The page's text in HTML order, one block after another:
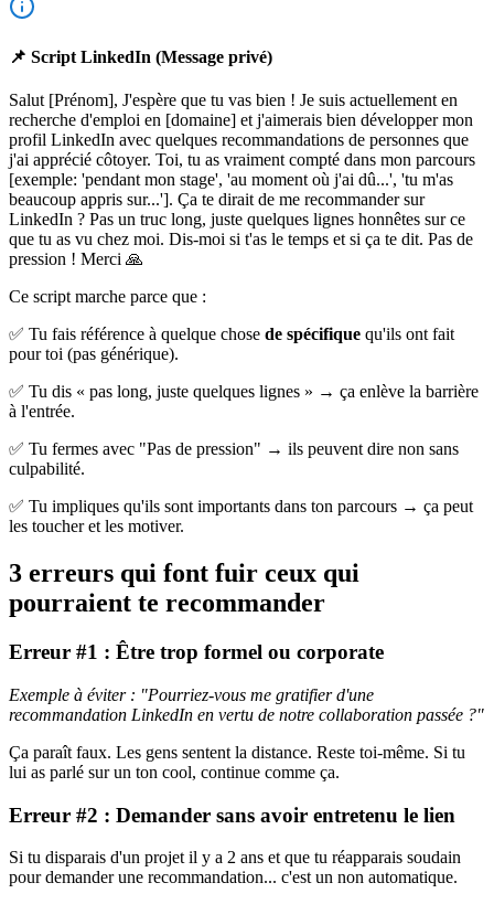
📌 Script LinkedIn (Message privé)
Salut [Prénom], J'espère que tu vas bien ! Je suis actuellement en
recherche d'emploi en [domaine] et j'aimerais bien développer mon
profil LinkedIn avec quelques recommandations de personnes que
j'ai apprécié côtoyer. Toi, tu as vraiment compté dans mon parcours
[exemple: 'pendant mon stage', 'au moment où j'ai dû...', 'tu m'as
beaucoup appris sur...']. Ça te dirait de me recommander sur
LinkedIn ? Pas un truc long, juste quelques lignes honnêtes sur ce
que tu as vu chez moi. Dis-moi si t'as le temps et si ça te dit. Pas de
pression ! Merci 🙏
Ce script marche parce que :
✅ Tu fais référence à quelque chose de spécifique qu'ils ont fait
pour toi (pas générique).
✅ Tu dis « pas long, juste quelques lignes » → ça enlève la barrière
à l'entrée.
✅ Tu fermes avec "Pas de pression" → ils peuvent dire non sans
culpabilité.
✅ Tu impliques qu'ils sont importants dans ton parcours → ça peut
les toucher et les motiver.
3 erreurs qui font fuir ceux qui
pourraient te recommander
Erreur #1 : Être trop formel ou corporate
Exemple à éviter : "Pourriez-vous me gratifier d'une
recommandation LinkedIn en vertu de notre collaboration passée ?"
Ça paraît faux. Les gens sentent la distance. Reste toi-même. Si tu
lui as parlé sur un ton cool, continue comme ça.
Erreur #2 : Demander sans avoir entretenu le lien
Si tu disparais d'un projet il y a 2 ans et que tu réapparais soudain
pour demander une recommandation... c'est un non automatique.